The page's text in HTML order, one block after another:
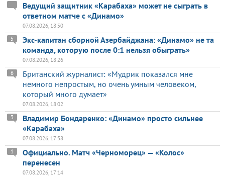
Ведущий защитник «Карабаха» может не сыграть в
ответном матче с «Динамо»
07.08.2026, 18:50
Экс-капитан сборной Азербайджана: «Динамо» не та
команда, которую после 0:1 нельзя обыграть»
5
07.08.2026, 18:26
Британский журналист: «Мудрик показался мне
немного непростым, но очень умным человеком,
который много думает»
6
07.08.2026, 18:02
Владимир Бондаренко: «Динамо» просто сильнее
«Карабаха»
3
07.08.2026, 17:38
Официально. Матч «Черноморец» — «Колос»
перенесен
1
07.08.2026, 17:14